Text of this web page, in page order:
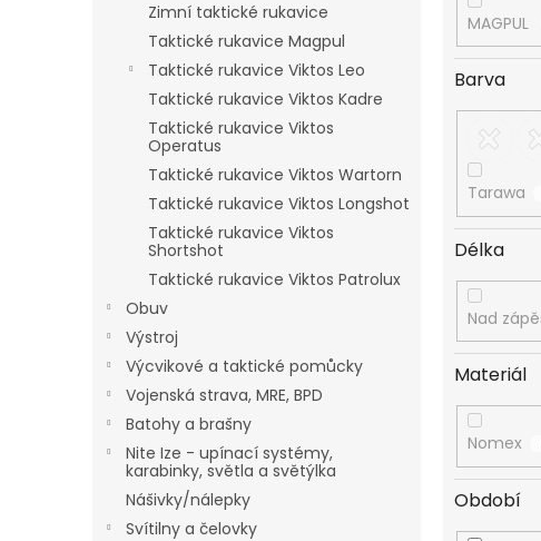
Zimní taktické rukavice
Taktické rukavice Magpul
Taktické rukavice Viktos Leo
Taktické rukavice Viktos Kadre
Taktické rukavice Viktos
Operatus
Taktické rukavice Viktos Wartorn
Taktické rukavice Viktos Longshot
Taktické rukavice Viktos
Shortshot
Taktické rukavice Viktos Patrolux
Obuv
Výstroj
Výcvikové a taktické pomůcky
Vojenská strava, MRE, BPD
Batohy a brašny
Nite Ize - upínací systémy,
karabinky, světla a světýlka
Nášivky/nálepky
Svítilny a čelovky
MAGPUL
Barva
Tarawa
Délka
Nad
Materiál
Nomex
Období